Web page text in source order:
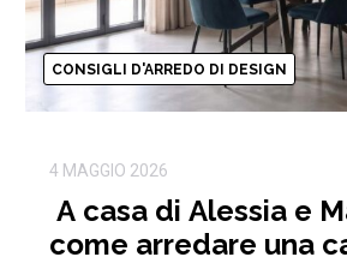
CONSIGLI D'ARREDO DI DESIGN
4 MAGGIO 2026
A casa di Alessia e
come arredare una